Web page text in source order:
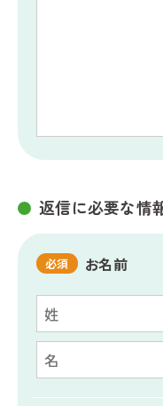
返信に必要な情
必須 お名前